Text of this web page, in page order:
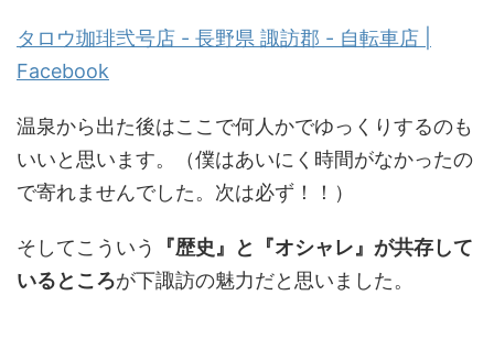
タロウ珈琲弐号店 - 長野県 諏訪郡 - 自転車店 |
Facebook
温泉から出た後はここで何人かでゆっくりするのも
いいと思います。（僕はあいにく時間がなかったの
で寄れませんでした。次は必ず！！）
そしてこういう
『歴史』と『オシャレ』が共存して
いるところが下諏訪の魅力だと思いました。